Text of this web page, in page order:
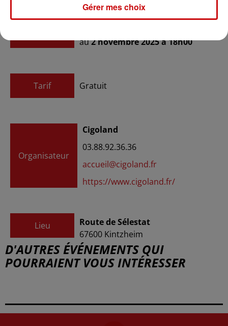
au2 novembre 2025 à 18h00
Tarif Gratuit
Organisateur
Cigoland
03.88.92.36.36
accueil@cigoland.fr
https://www.cigoland.fr/
Lieu
Route de Sélestat
67600 Kintzheim
D'AUTRES ÉVÉNEMENTS QUI
POURRAIENT VOUS INTÉRESSER
Gérer mes choix